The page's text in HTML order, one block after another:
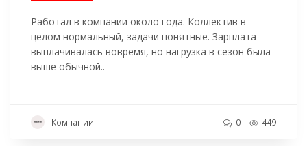
Работал в компании около года. Коллектив в
целом нормальный, задачи понятные. Зарплата
выплачивалась вовремя, но нагрузка в сезон была
выше обычной..
Компании 0 449